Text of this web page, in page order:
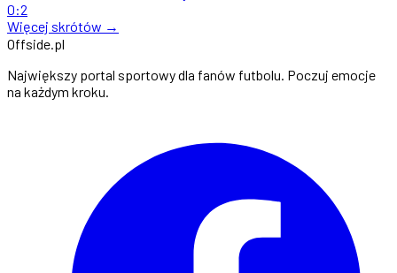
0:2
Więcej skrótów →
Offside pl
Największy portal sportowy dla fanów futbolu. Poczuj emocje
na każdym kroku.